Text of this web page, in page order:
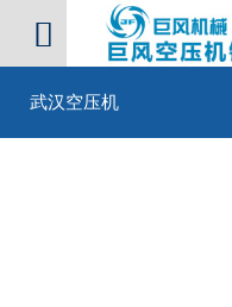

武汉空压机